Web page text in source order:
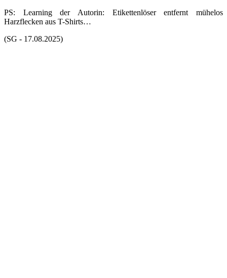
PS: Learning der Autorin: Etikettenlöser entfernt mühelos
Harzflecken aus T-Shirts…
(SG - 17.08.2025)